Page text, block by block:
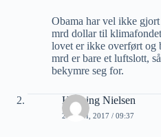
Obama har vel ikke
mrd dollar til
lovet er ikke overført og
mrd er bare et luftslott,
bekymre seg for.
Henning Nielsen
20 JUNI, 2017 / 09:37